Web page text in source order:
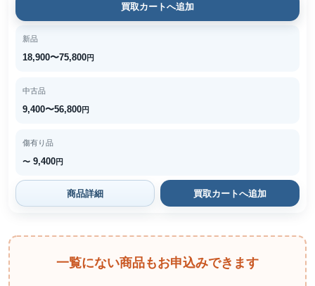
買取カートへ追加
新品
18,900〜75,800円
中古品
9,400〜56,800円
傷有り品
〜 9,400円
商品詳細 買取カートへ追加
一覧にない商品もお申込みできます